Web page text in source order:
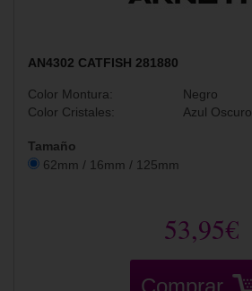
AN4302 CATFISH 281880
Color Montura:
Negro
Color Cristales:
Azul Oscuro
Tamaño
62mm / 16mm / 125mm
53,95€
Comprar